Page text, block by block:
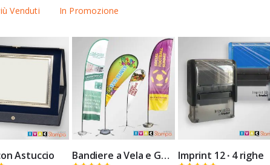
Venduti In Promozione
Astuccio Bandiere a Vela e Goccia Imprint 12 ∙ 4 righe